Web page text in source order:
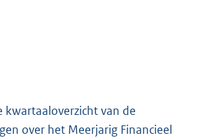
kwartaaloverzicht van de
over het Meerjarig Financieel